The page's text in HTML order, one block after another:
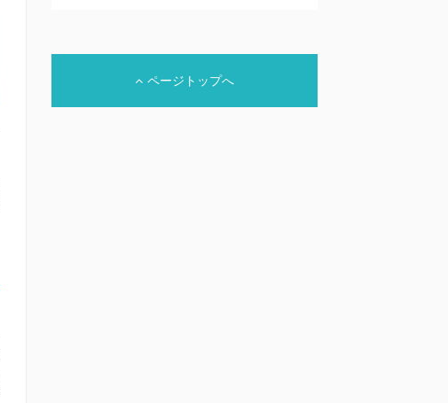
ページトップへ